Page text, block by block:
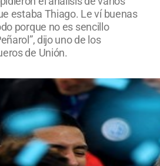
estaba Thiago. Le ví buenas
porque no es sencillo
dijo uno de los
de Unión.